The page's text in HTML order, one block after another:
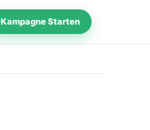
Kampagne Starten